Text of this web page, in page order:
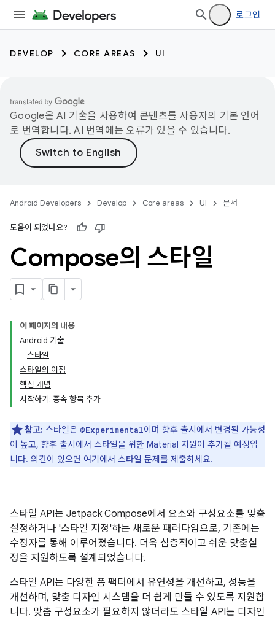
로그인
DEVELOP CORE AREAS UI
Google은 AI 기술을 사용하여 콘텐츠를 사용자의 기본 언어
로 번역합니다. AI 번역에는 오류가 있을 수 있습니다.
Android Developers Develop Core areas UI 문서
도움이 되었나요?
Compose의 스타일
이 페이지의 내용
Android 기술
스타일
스타일의 이점
핵심 개념
시작하기: 종속 항목 추가
참고: 스타일은 @Experimental이며 향후 출시에서 변경될 가능성
이 높고, 향후 출시에서 스타일을 위한 Material 지원이 추가될 예정입
니다. 의견이 있으면 여기에서 스타일 문제를 제출하세요.
스타일 API는 Jetpack Compose에서 요소와 구성요소를 맞춤
설정하거나 '스타일 지정'하는 새로운 패러다임으로, 기존에는
수정자를 통해 이루어졌습니다. 더욱 심층적이고 쉬운 맞춤설
정을 지원하도록 설계되었습니다.
스타일 API는 다양한 폼 팩터에서 유연성을 개선하고, 성능을
개선하며, 맞춤 디자인 시스템을 더 쉽게 만들 수 있도록 지원합
니다. 맞춤 구성요소가 필요하지 않더라도 스타일 API는 디자인